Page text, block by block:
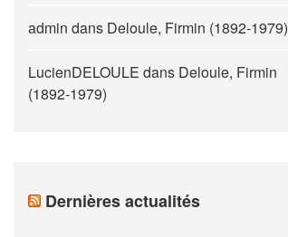
admin dans Deloule, Firmin (1892-1979)
LucienDELOULE dans Deloule, Firmin
(1892-1979)
Dernières actualités